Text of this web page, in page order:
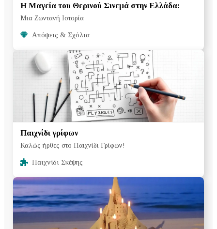
Η Μαγεία του Θερινού Σινεμά στην Ελλάδα:
Μια Ζωντανή Ιστορία
Απόψεις & Σχόλια
Παιχνίδι γρίφων
Καλώς ήρθες στο Παιχνίδι Γρίφων!
Παιχνίδι Σκέψης